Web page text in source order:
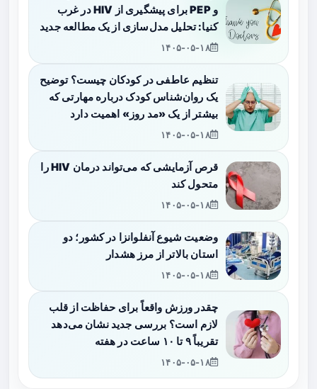
و PEP برای پیشگیری از HIV در غرب
کنیا: تحلیل مدل‌سازی از یک مطالعه جدید
۱۴۰۵-۰۵-۱۸
تنظیم عاطفی در کودکان چیست؟ توضیح
یک روان‌شناس کودک درباره مهارتی که
بیشتر از یک «مد روز» اهمیت دارد
۱۴۰۵-۰۵-۱۸
قرص آزمایشی که می‌تواند درمان HIV را
متحول کند
۱۴۰۵-۰۵-۱۸
وضعیت شیوع آنفلوانزا در کشور؛ دو
استان بالاتر از مرز هشدار
۱۴۰۵-۰۵-۱۸
چقدر ورزش واقعاً برای حفاظت از قلب
لازم است؟ بررسی جدید نشان می‌دهد
تقریباً ۹ تا ۱۰ ساعت در هفته
۱۴۰۵-۰۵-۱۸